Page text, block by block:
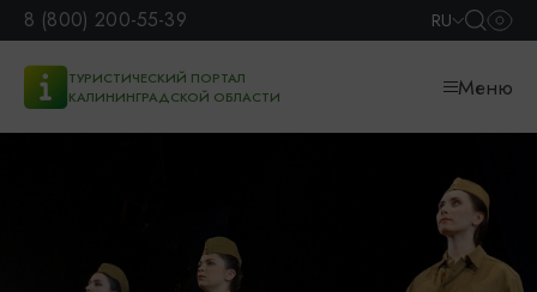
8 (800) 200-55-39 RU
ТУРИСТИЧЕСКИЙ ПОРТАЛ
КАЛИНИНГРАДСКОЙ ОБЛАСТИ
Меню